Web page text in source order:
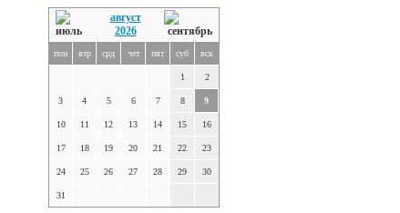
август
2026
пон втр срд чет пят суб вск
1 2
3 4 5 6 7 8 9
10 11 12 13 14 15 16
17 18 19 20 21 22 23
24 25 26 27 28 29 30
31